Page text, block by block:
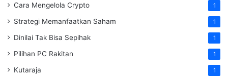
Cara Mengelola Crypto 1
Strategi Memanfaatkan Saham 1
Dinilai Tak Bisa Sepihak 1
Pilihan PC Rakitan 1
Kutaraja 1